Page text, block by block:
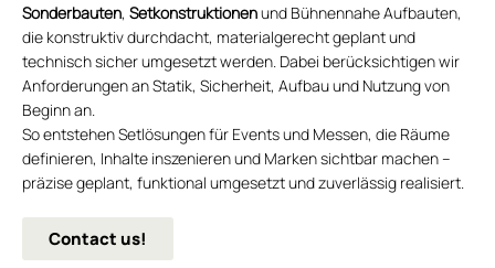
Sonderbauten, Setkonstruktionenund Bühnennahe Aufbauten,
die konstruktiv durchdacht, materialgerecht geplant und
technisch sicher umgesetzt werden. Dabei berücksichtigen wir
Anforderungen an Statik, Sicherheit, Aufbau und Nutzung von
Beginn an.
So entstehen Setlösungen für Events und Messen, die Räume
definieren, Inhalte inszenieren und Marken sichtbar machen –
präzise geplant, funktional umgesetzt und zuverlässig realisiert.
Contact us!